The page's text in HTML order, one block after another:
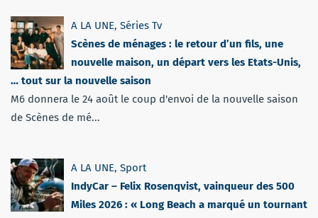
A LA UNE, Séries Tv
Scènes de ménages : le retour d’un fils, une
nouvelle maison, un départ vers les Etats-Unis,
… tout sur la nouvelle saison
M6 donnera le 24 août le coup d'envoi de la nouvelle saison
de Scènes de mé...
A LA UNE, Sport
IndyCar – Felix Rosenqvist, vainqueur des 500
Miles 2026 : « Long Beach a marqué un tournant